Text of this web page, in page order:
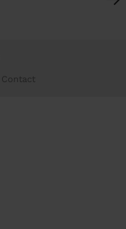
Contact